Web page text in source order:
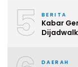
5 BERITA
Kabar
DAERAH